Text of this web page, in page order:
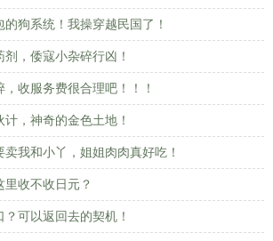
狗系统！我操穿越民国了！
，倭寇小杂碎行凶！
收服务费很合理吧！！！
，神奇的金色土地！
我和小丫，姐姐肉肉真好吃！
里收不收日元？
可以返回去的契机！